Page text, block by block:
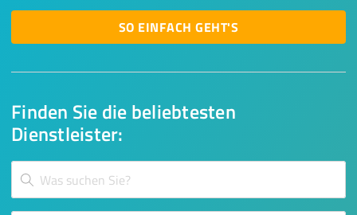
Finden Sie die beliebtesten
Dienstleister:
SO EINFACH GEHT'S